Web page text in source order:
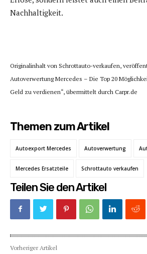
Nachhaltigkeit.
Originalinhalt von Schrottauto-verkaufen,
Autoverwertung Mercedes – Die Top 20
Geld zu verdienen“, übermittelt durch Carpr.de
Themen zum Artikel
Autoexport Mercedes Autoverwertung
Mercedes Ersatzteile Schrottauto verkaufen
Teilen Sie den Artikel
Vorheriger Artikel